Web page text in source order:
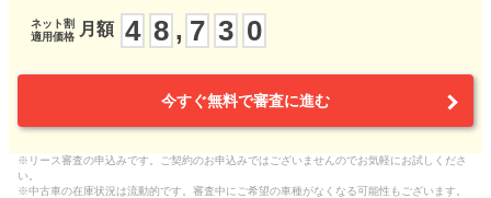
ネット割
適用価格
月額 4 8 , 7 3 0
今すぐ無料で審査に進む
※リース審査の申込みです。ご契約のお申込みではございませんのでお気軽にお試しくださ
い。
※中古車の在庫状況は流動的です。審査中にご希望の車種がなくなる可能性もございます。